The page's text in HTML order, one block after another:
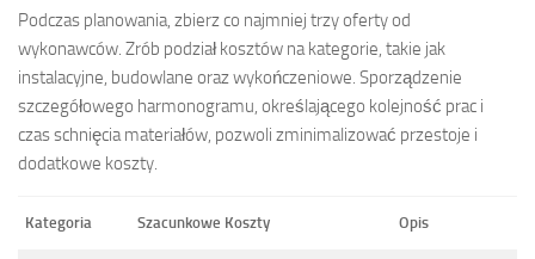
Podczas planowania, zbierz co najmniej trzy oferty od
wykonawców. Zrób podział kosztów na kategorie, takie jak
instalacyjne, budowlane oraz wykończeniowe. Sporządzenie
szczegółowego harmonogramu, określającego kolejność prac i
czas schnięcia materiałów, pozwoli zminimalizować przestoje i
dodatkowe koszty.
Kategoria Szacunkowe Koszty Opis